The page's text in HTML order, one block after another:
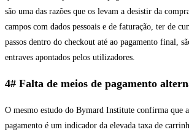
são uma das razões que os levam a desistir da
campos com dados pessoais e de faturação, ter de
passos dentro do checkout até ao pagamento final,
entraves apontados pelos utilizadores.
4# Falta de meios de pagamento
O mesmo estudo do Bymard Institute confirma que
pagamento é um indicador da elevada taxa de